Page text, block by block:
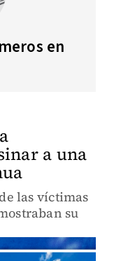
en
a una
las víctimas
su